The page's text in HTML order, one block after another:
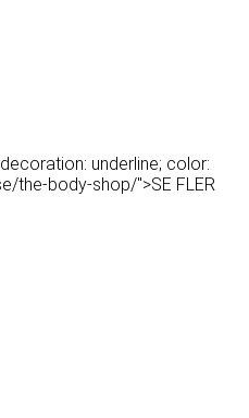
underline; color:
the-body-shop/">SE FLER